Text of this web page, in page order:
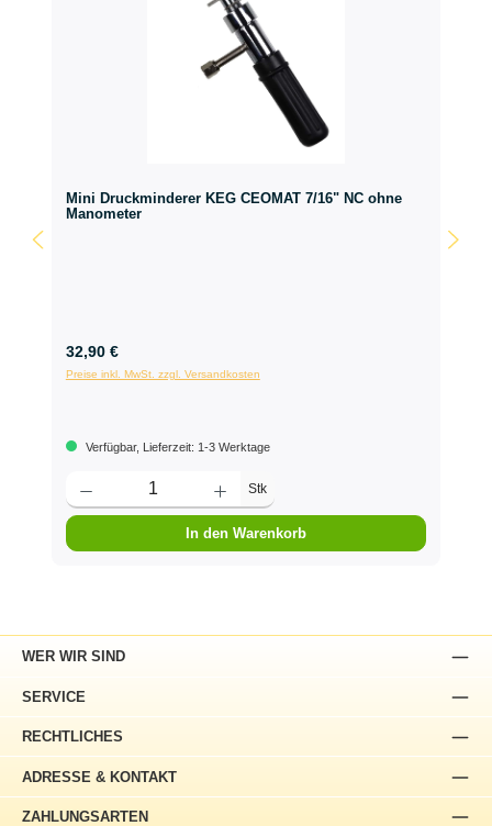
Mini Druckminderer KEG CEOMAT 7/16" NC ohne
Manometer
32,90 €
Preise inkl. MwSt. zzgl. Versandkosten
Verfügbar, Lieferzeit: 1-3 Werktage
Stk
In den Warenkorb
ADRESSE & KONTAKT
WER WIR SIND
SERVICE
RECHTLICHES
ZAHLUNGSARTEN